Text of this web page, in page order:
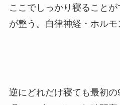
ここでしっかり寝ること
が整う。自律神経・ホルモ
逆にどれだけ寝ても最初